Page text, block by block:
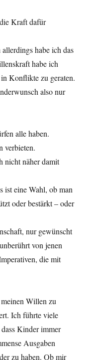
Kraft dafür
habe ich das
habe ich
Konflikte zu geraten.
also nur
alle haben.
verbieten.
nicht näher damit
ist eine Wahl, ob man
oder bestärkt – oder
nur gewünscht
von jenen
die mit
Willen zu
Ich führte viele
Kinder immer
Ausgaben
zu haben. Ob mir